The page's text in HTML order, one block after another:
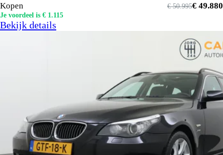
Kopen € 49.880
€ 50.995
Je voordeel is € 1.115
Bekijk details